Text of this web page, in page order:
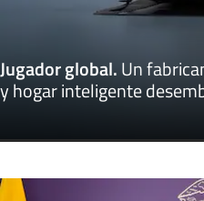
Jugador global.Un
y hogar inteligente